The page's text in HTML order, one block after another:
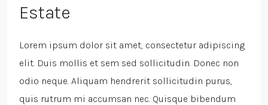
Estate
Lorem ipsum dolor sit amet, consectetur adipiscing
elit. Duis mollis et sem sed sollicitudin. Donec non
odio neque. Aliquam hendrerit sollicitudin purus,
quis rutrum mi accumsan nec. Quisque bibendum